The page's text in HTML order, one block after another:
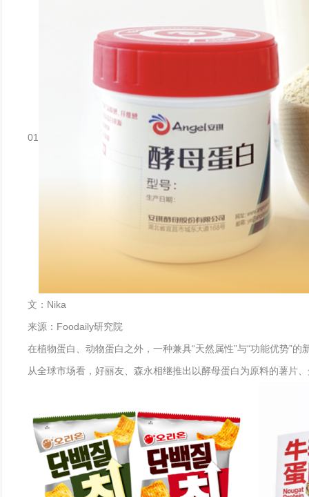
01
文：Nika
来源：Foodaily研究院
在植物蛋白、动物蛋白之外，一种兼具“天然属性”与“功能优势”
从全球市场看，好丽友、森永相继推出以酵母蛋白为原料的薯片